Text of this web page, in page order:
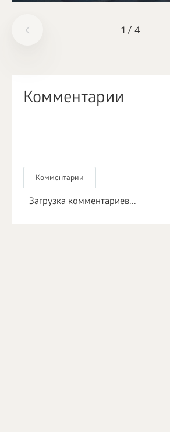
1 / 4
Комментарии
Комментарии
Загрузка комментариев...